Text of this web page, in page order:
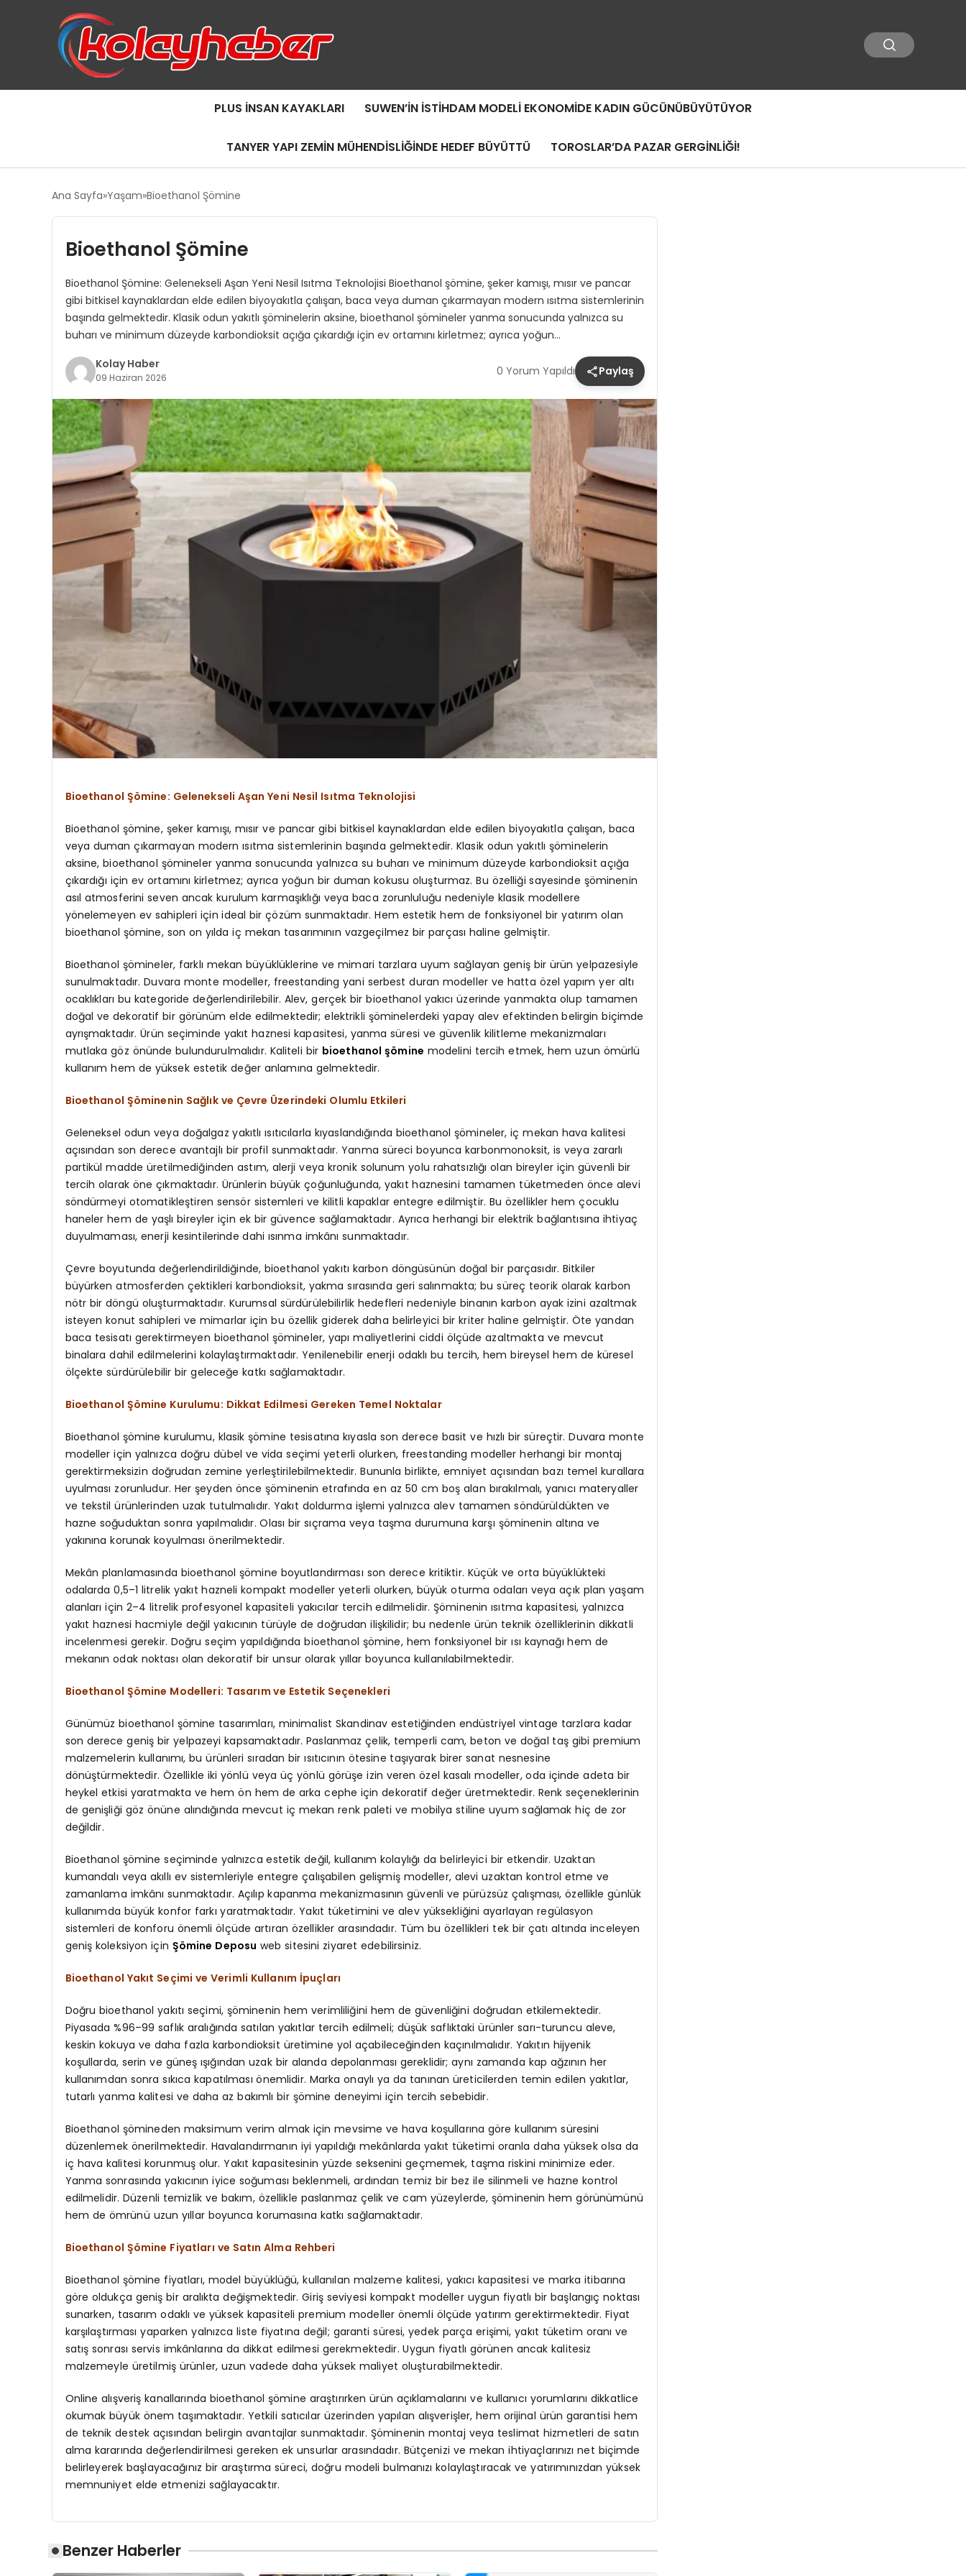
PLUS İNSAN KAYAKLARI SUWEN’IN İSTIHDAM MODELI EKONOMIDE KADIN GÜCÜNÜBÜYÜTÜYOR
TANYER YAPI ZEMIN MÜHENDISLIĞINDE HEDEF BÜYÜTTÜ TOROSLAR’DA PAZAR GERGİNLİĞİ!
Ana Sayfa Yaşam Bioethanol Şömine
Bioethanol Şömine
Bioethanol Şömine: Gelenekseli Aşan Yeni Nesil Isıtma Teknolojisi Bioethanol şömine, şeker kamışı, mısır ve pancar
gibi bitkisel kaynaklardan elde edilen biyoyakıtla çalışan, baca veya duman çıkarmayan modern ısıtma sistemlerinin
başında gelmektedir. Klasik odun yakıtlı şöminelerin aksine, bioethanol şömineler yanma sonucunda yalnızca su
buharı ve minimum düzeyde karbondioksit açığa çıkardığı için ev ortamını kirletmez; ayrıca yoğun…
Kolay Haber
09 Haziran 2026 0 Yorum Yapıldı Paylaş
Bioethanol Şömine: Gelenekseli Aşan Yeni Nesil Isıtma Teknolojisi
Bioethanol şömine, şeker kamışı, mısır ve pancar gibi bitkisel kaynaklardan elde edilen biyoyakıtla çalışan, baca
veya duman çıkarmayan modern ısıtma sistemlerinin başında gelmektedir. Klasik odun yakıtlı şöminelerin
aksine, bioethanol şömineler yanma sonucunda yalnızca su buharı ve minimum düzeyde karbondioksit açığa
çıkardığı için ev ortamını kirletmez; ayrıca yoğun bir duman kokusu oluşturmaz. Bu özelliği sayesinde şöminenin
asıl atmosferini seven ancak kurulum karmaşıklığı veya baca zorunluluğu nedeniyle klasik modellere
yönelemeyen ev sahipleri için ideal bir çözüm sunmaktadır. Hem estetik hem de fonksiyonel bir yatırım olan
bioethanol şömine, son on yılda iç mekan tasarımının vazgeçilmez bir parçası haline gelmiştir.
Bioethanol şömineler, farklı mekan büyüklüklerine ve mimari tarzlara uyum sağlayan geniş bir ürün yelpazesiyle
sunulmaktadır. Duvara monte modeller, freestanding yani serbest duran modeller ve hatta özel yapım yer altı
ocaklıkları bu kategoride değerlendirilebilir. Alev, gerçek bir bioethanol yakıcı üzerinde yanmakta olup tamamen
doğal ve dekoratif bir görünüm elde edilmektedir; elektrikli şöminelerdeki yapay alev efektinden belirgin biçimde
ayrışmaktadır. Ürün seçiminde yakıt haznesi kapasitesi, yanma süresi ve güvenlik kilitleme mekanizmaları
mutlaka göz önünde bulundurulmalıdır. Kaliteli bir bioethanol şömine modelini tercih etmek, hem uzun ömürlü
kullanım hem de yüksek estetik değer anlamına gelmektedir.
Bioethanol Şöminenin Sağlık ve Çevre Üzerindeki Olumlu Etkileri
Geleneksel odun veya doğalgaz yakıtlı ısıtıcılarla kıyaslandığında bioethanol şömineler, iç mekan hava kalitesi
açısından son derece avantajlı bir profil sunmaktadır. Yanma süreci boyunca karbonmonoksit, is veya zararlı
partikül madde üretilmediğinden astım, alerji veya kronik solunum yolu rahatsızlığı olan bireyler için güvenli bir
tercih olarak öne çıkmaktadır. Ürünlerin büyük çoğunluğunda, yakıt haznesini tamamen tüketmeden önce alevi
söndürmeyi otomatikleştiren sensör sistemleri ve kilitli kapaklar entegre edilmiştir. Bu özellikler hem çocuklu
haneler hem de yaşlı bireyler için ek bir güvence sağlamaktadır. Ayrıca herhangi bir elektrik bağlantısına ihtiyaç
duyulmaması, enerji kesintilerinde dahi ısınma imkânı sunmaktadır.
Çevre boyutunda değerlendirildiğinde, bioethanol yakıtı karbon döngüsünün doğal bir parçasıdır. Bitkiler
büyürken atmosferden çektikleri karbondioksit, yakma sırasında geri salınmakta; bu süreç teorik olarak karbon
nötr bir döngü oluşturmaktadır. Kurumsal sürdürülebilirlik hedefleri nedeniyle binanın karbon ayak izini azaltmak
isteyen konut sahipleri ve mimarlar için bu özellik giderek daha belirleyici bir kriter haline gelmiştir. Öte yandan
baca tesisatı gerektirmeyen bioethanol şömineler, yapı maliyetlerini ciddi ölçüde azaltmakta ve mevcut
binalara dahil edilmelerini kolaylaştırmaktadır. Yenilenebilir enerji odaklı bu tercih, hem bireysel hem de küresel
ölçekte sürdürülebilir bir geleceğe katkı sağlamaktadır.
Bioethanol Şömine Kurulumu: Dikkat Edilmesi Gereken Temel Noktalar
Bioethanol şömine kurulumu, klasik şömine tesisatına kıyasla son derece basit ve hızlı bir süreçtir. Duvara monte
modeller için yalnızca doğru dübel ve vida seçimi yeterli olurken, freestanding modeller herhangi bir montaj
gerektirmeksizin doğrudan zemine yerleştirilebilmektedir. Bununla birlikte, emniyet açısından bazı temel kurallara
uyulması zorunludur. Her şeyden önce şöminenin etrafında en az 50 cm boş alan bırakılmalı, yanıcı materyaller
ve tekstil ürünlerinden uzak tutulmalıdır. Yakıt doldurma işlemi yalnızca alev tamamen söndürüldükten ve
hazne soğuduktan sonra yapılmalıdır. Olası bir sıçrama veya taşma durumuna karşı şöminenin altına ve
yakınına korunak koyulması önerilmektedir.
Mekân planlamasında bioethanol şömine boyutlandırması son derece kritiktir. Küçük ve orta büyüklükteki
odalarda 0,5–1 litrelik yakıt hazneli kompakt modeller yeterli olurken, büyük oturma odaları veya açık plan yaşam
alanları için 2–4 litrelik profesyonel kapasiteli yakıcılar tercih edilmelidir. Şöminenin ısıtma kapasitesi, yalnızca
yakıt haznesi hacmiyle değil yakıcının türüyle de doğrudan ilişkilidir; bu nedenle ürün teknik özelliklerinin dikkatli
incelenmesi gerekir. Doğru seçim yapıldığında bioethanol şömine, hem fonksiyonel bir ısı kaynağı hem de
mekanın odak noktası olan dekoratif bir unsur olarak yıllar boyunca kullanılabilmektedir.
Bioethanol Şömine Modelleri: Tasarım ve Estetik Seçenekleri
Günümüz bioethanol şömine tasarımları, minimalist Skandinav estetiğinden endüstriyel vintage tarzlara kadar
son derece geniş bir yelpazeyi kapsamaktadır. Paslanmaz çelik, temperli cam, beton ve doğal taş gibi premium
malzemelerin kullanımı, bu ürünleri sıradan bir ısıtıcının ötesine taşıyarak birer sanat nesnesine
dönüştürmektedir. Özellikle iki yönlü veya üç yönlü görüşe izin veren özel kasalı modeller, oda içinde adeta bir
heykel etkisi yaratmakta ve hem ön hem de arka cephe için dekoratif değer üretmektedir. Renk seçeneklerinin
de genişliği göz önüne alındığında mevcut iç mekan renk paleti ve mobilya stiline uyum sağlamak hiç de zor
değildir.
Bioethanol şömine seçiminde yalnızca estetik değil, kullanım kolaylığı da belirleyici bir etkendir. Uzaktan
kumandalı veya akıllı ev sistemleriyle entegre çalışabilen gelişmiş modeller, alevi uzaktan kontrol etme ve
zamanlama imkânı sunmaktadır. Açılıp kapanma mekanizmasının güvenli ve pürüzsüz çalışması, özellikle günlük
kullanımda büyük konfor farkı yaratmaktadır. Yakıt tüketimini ve alev yüksekliğini ayarlayan regülasyon
sistemleri de konforu önemli ölçüde artıran özellikler arasındadır. Tüm bu özellikleri tek bir çatı altında inceleyen
geniş koleksiyon için Şömine Deposu web sitesini ziyaret edebilirsiniz.
Bioethanol Yakıt Seçimi ve Verimli Kullanım İpuçları
Doğru bioethanol yakıtı seçimi, şöminenin hem verimliliğini hem de güvenliğini doğrudan etkilemektedir.
Piyasada %96–99 saflık aralığında satılan yakıtlar tercih edilmeli; düşük saflıktaki ürünler sarı-turuncu aleve,
keskin kokuya ve daha fazla karbondioksit üretimine yol açabileceğinden kaçınılmalıdır. Yakıtın hijyenik
koşullarda, serin ve güneş ışığından uzak bir alanda depolanması gereklidir; aynı zamanda kap ağzının her
kullanımdan sonra sıkıca kapatılması önemlidir. Marka onaylı ya da tanınan üreticilerden temin edilen yakıtlar,
tutarlı yanma kalitesi ve daha az bakımlı bir şömine deneyimi için tercih sebebidir.
Bioethanol şömineden maksimum verim almak için mevsime ve hava koşullarına göre kullanım süresini
düzenlemek önerilmektedir. Havalandırmanın iyi yapıldığı mekânlarda yakıt tüketimi oranla daha yüksek olsa da
iç hava kalitesi korunmuş olur. Yakıt kapasitesinin yüzde seksenini geçmemek, taşma riskini minimize eder.
Yanma sonrasında yakıcının iyice soğuması beklenmeli, ardından temiz bir bez ile silinmeli ve hazne kontrol
edilmelidir. Düzenli temizlik ve bakım, özellikle paslanmaz çelik ve cam yüzeylerde, şöminenin hem görünümünü
hem de ömrünü uzun yıllar boyunca korumasına katkı sağlamaktadır.
Bioethanol Şömine Fiyatları ve Satın Alma Rehberi
Bioethanol şömine fiyatları, model büyüklüğü, kullanılan malzeme kalitesi, yakıcı kapasitesi ve marka itibarına
göre oldukça geniş bir aralıkta değişmektedir. Giriş seviyesi kompakt modeller uygun fiyatlı bir başlangıç noktası
sunarken, tasarım odaklı ve yüksek kapasiteli premium modeller önemli ölçüde yatırım gerektirmektedir. Fiyat
karşılaştırması yaparken yalnızca liste fiyatına değil; garanti süresi, yedek parça erişimi, yakıt tüketim oranı ve
satış sonrası servis imkânlarına da dikkat edilmesi gerekmektedir. Uygun fiyatlı görünen ancak kalitesiz
malzemeyle üretilmiş ürünler, uzun vadede daha yüksek maliyet oluşturabilmektedir.
Online alışveriş kanallarında bioethanol şömine araştırırken ürün açıklamalarını ve kullanıcı yorumlarını dikkatlice
okumak büyük önem taşımaktadır. Yetkili satıcılar üzerinden yapılan alışverişler, hem orijinal ürün garantisi hem
de teknik destek açısından belirgin avantajlar sunmaktadır. Şöminenin montaj veya teslimat hizmetleri de satın
alma kararında değerlendirilmesi gereken ek unsurlar arasındadır. Bütçenizi ve mekan ihtiyaçlarınızı net biçimde
belirleyerek başlayacağınız bir araştırma süreci, doğru modeli bulmanızı kolaylaştıracak ve yatırımınızdan yüksek
memnuniyet elde etmenizi sağlayacaktır.
Benzer Haberler